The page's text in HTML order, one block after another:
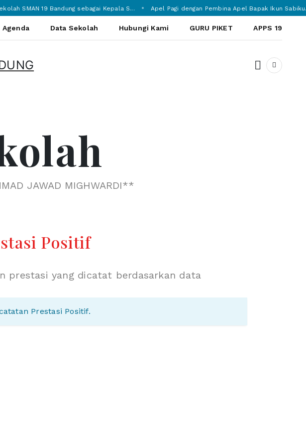
SMAN 19 Bandung sebagai Kepala S... Apel Pagi dengan Pembina Apel Bapak Ikun
Agenda Data Sekolah Hubungi Kami GURU PIKET APPS 19
JAWAD MIGHWARDI**
Positif
Prestasi Positif.